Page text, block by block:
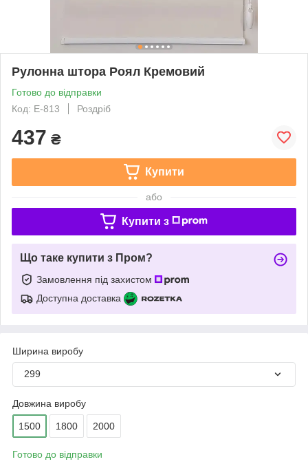
Рулонна штора Роял Кремовий
Готово до відправки
Код: Е-813
Роздріб
437 ₴
Купити
або
Купити з
Що таке купити з Пром?
Замовлення під захистом
Доступна доставка
Ширина виробу
299
Довжина виробу
1500 1800 2000
Готово до відправки